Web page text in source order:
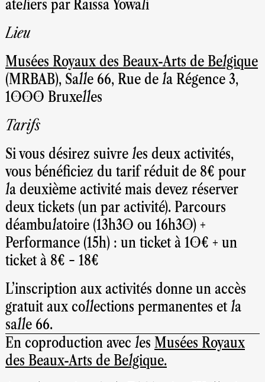
ateliers par Raïssa Yowali
Lieu
Musées Royaux des Beaux-Arts de Belgique
(MRBAB), Salle 66, Rue de la Régence 3,
1000 Bruxelles
Tarifs
Si vous désirez suivre les deux activités,
vous bénéficiez du tarif réduit de 8€ pour
la deuxième activité mais devez réserver
deux tickets (un par activité). Parcours
déambulatoire (13h30 ou 16h30) +
Performance (15h) : un ticket à 10€ + un
ticket à 8€ = 18€
L’inscription aux activités donne un accès
gratuit aux collections permanentes et la
salle 66.
En coproduction avec les Musées Royaux
des Beaux-Arts de Belgique.